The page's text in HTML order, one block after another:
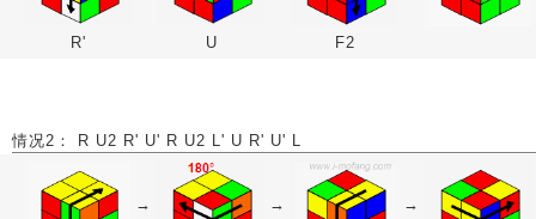
R' U F2
情况2： R U2 R' U' R U2 L' U R' U' L
→ → →